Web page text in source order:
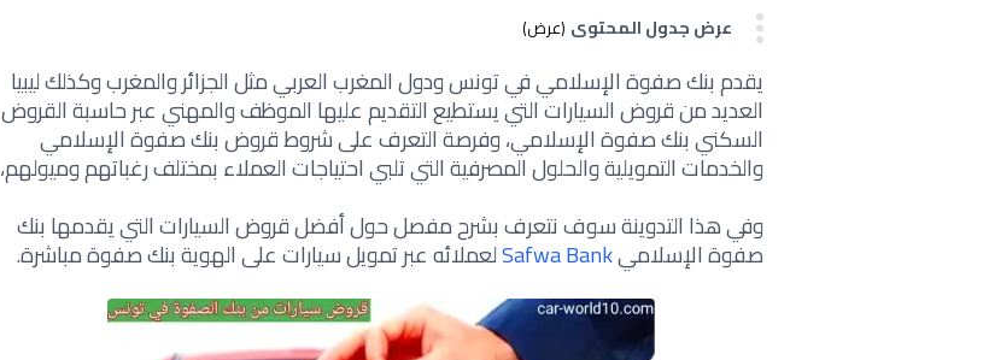
عرض جدول المحتوى (عرض)
يقدم بنك صفوة الإسلامي في تونس ودول المغرب العربي مثل الجزائر والمغرب وكذلك ليبيا
العديد من قروض السيارات التي يستطيع التقديم عليها الموظف والمهني عبر حاسبة القروض
السكني بنك صفوة الإسلامي، وفرصة التعرف على شروط قروض بنك صفوة الإسلامي
والخدمات التمويلية والحلول المصرفية التي تلبي احتياجات العملاء بمختلف رغباتهم وميولهم،
وفي هذا التدوينة سوف نتعرف بشرح مفصل حول أفضل قروض السيارات التي يقدمها بنك
صفوة الإسلاميSafwa Bankلعملائه عبر تمويل سيارات على الهوية بنك صفوة مباشرة.